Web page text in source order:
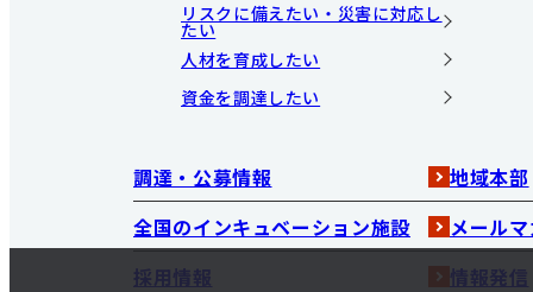
リスクに備えたい・災害に対応し
たい
人材を育成したい
資金を調達したい
調達・公募情報
地域本部
全国のインキュベーション施設
メール
採用情報
情報発信